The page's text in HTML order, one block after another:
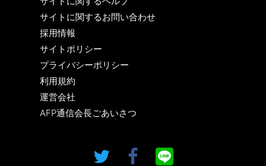
サイトに関するお問い合わせ
採用情報
サイトポリシー
プライバシーポリシー
利用規約
運営会社
AFP通信会長ごあいさつ